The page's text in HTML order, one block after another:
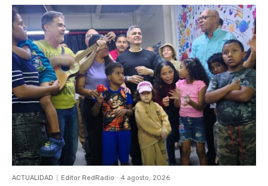
ACTUALIDAD Editor RedRadio - 4 agosto, 2026